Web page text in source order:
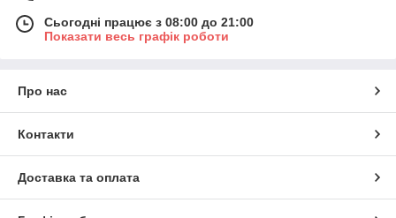
Сьогодні працює з 08:00 до 21:00
Показати весь графік роботи
Про нас
Контакти
Доставка та оплата